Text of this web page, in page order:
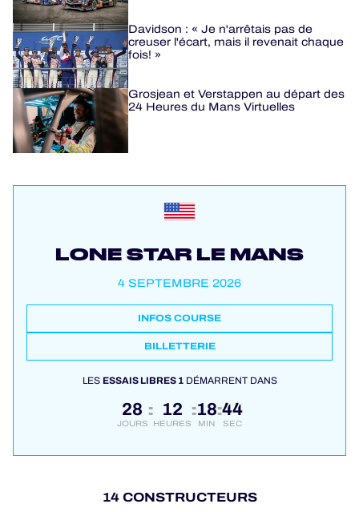
Davidson : « Je n'arrêtais pas de
creuser l'écart, mais il revenait chaque
fois! »
Grosjean et Verstappen au départ des
24 Heures du Mans Virtuelles
LONE STAR LE MANS
4 SEPTEMBRE 2026
INFOS COURSE
BILLETTERIE
LESESSAIS LIBRES 1DÉMARRENT DANS
28
JOURS
: 12
HEURES
:18
MIN
:44
SEC
14 CONSTRUCTEURS